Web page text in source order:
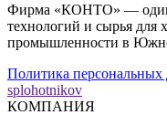
Фирма «КОНТО» — один
технологий и сырья для
промышленности в
Политика
splohotnikov
КОМПАНИЯ